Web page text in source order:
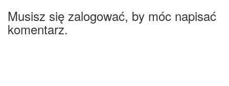
Musisz się zalogować, by móc napisać
komentarz.